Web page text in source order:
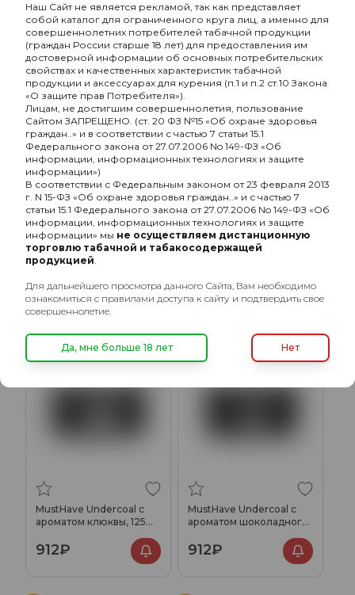
ХИТ
MustHave Undercoal с
ароматом лесных ягод,
125 гр.
912₽
ХИТ
MustHave Undercoal с
ароматом эстрагона, 125
гр.
MustHave Undercoal с
ароматом клюквы, 125
912₽
MustHave Undercoal с
ароматом шоколадного
912₽
Наш Сайт не является рекламой, так как представляет
собой каталог для ограниченного круга лиц, а именно для
совершеннолетних потребителей табачной продукции
(граждан России старше 18 лет) для предоставления им
достоверной информации об основных потребительских
свойствах и качественных характеристик табачной
продукции и аксессуарах для курения (п.1 и п.2 ст.10 Закона
«О защите прав Потребителя»).
Лицам, не достигшим совершеннолетия, пользование
Сайтом ЗАПРЕЩЕНО. (ст. 20 ФЗ №15 «Об охране здоровья
граждан..» и в соответствии с частью 7 статьи 15.1
Федерального закона от 27.07.2006 No 149-ФЗ «Об
информации, информационных технологиях и защите
информации»)
В соответствии с Федеральным законом от 23 февраля 2013
г. N 15-ФЗ «Об охране здоровья граждан..» и с частью 7
статьи 15.1 Федерального закона от 27.07.2006 No 149-ФЗ «Об
информации, информационных технологиях и защите
информации» мы не осуществляем дистанционную
торговлю табачной и табакосодержащей
продукцией.
Для дальнейшего просмотра данного Сайта, Вам необходимо
ознакомиться с правилами доступа к сайту и подтвердить свое
совершеннолетие.
Да, мне больше 18 лет Нет